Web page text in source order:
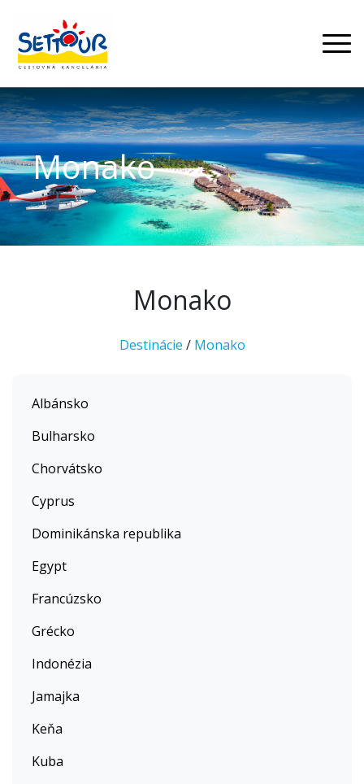
Monako
Monako
Destinácie / Monako
Albánsko
Bulharsko
Chorvátsko
Cyprus
Dominikánska republika
Egypt
Francúzsko
Grécko
Indonézia
Jamajka
Keňa
Kuba